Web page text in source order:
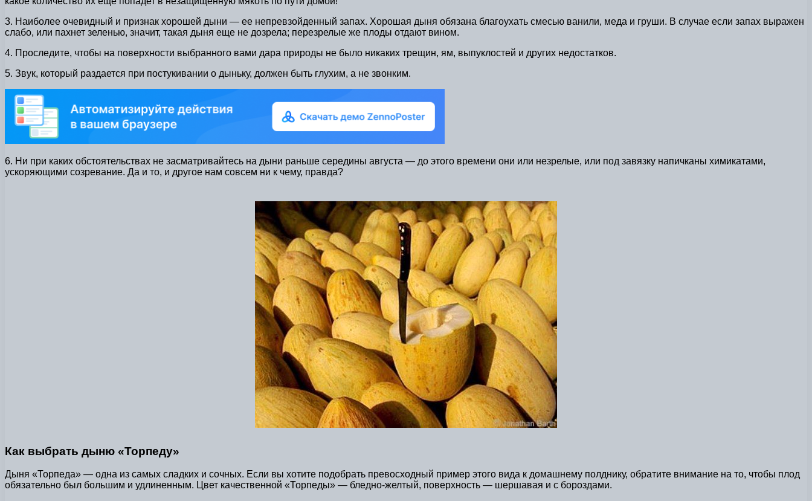
3. Наиболее очевидный и признак хорошей дыни — ее непревзойденный запах. Хорошая дыня обязана благоухать смесью ванили, меда и груши. В случае если запах выражен
слабо, или пахнет зеленью, значит, такая дыня еще не дозрела; перезрелые же плоды отдают вином.
4. Проследите, чтобы на поверхности выбранного вами дара природы не было никаких трещин, ям, выпуклостей и других недостатков.
5. Звук, который раздается при постукивании о дыньку, должен быть глухим, а не звонким.
6. Ни при каких обстоятельствах не засматривайтесь на дыни раньше середины августа — до этого времени они или незрелые, или под завязку напичканы химикатами,
ускоряющими созревание. Да и то, и другое нам совсем ни к чему, правда?
Как выбрать дыню «Торпеду»
Дыня «Торпеда» — одна из самых сладких и сочных. Если вы хотите подобрать превосходный пример этого вида к домашнему полднику, обратите внимание на то, чтобы плод
обязательно был большим и удлиненным. Цвет качественной «Торпеды» — бледно-желтый, поверхность — шершавая и с бороздами.